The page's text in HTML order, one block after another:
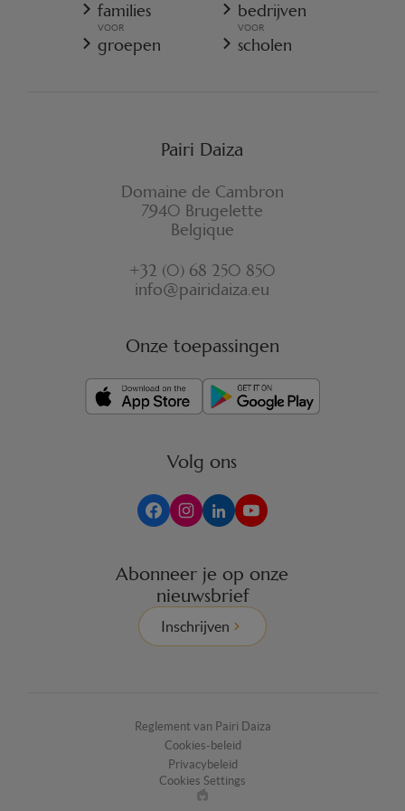
ALGEMENE VERKOOPSVOORWAARDEN - RESORT
COOKIES-BELEID
REGLEMENT VAN PAIRI DAIZA
VERZEKERINGSVOORWAARDEN ANNULATIE
families bedrijven
VOOR
groepen
VOOR
scholen
Pairi Daiza
Domaine de Cambron
7940 Brugelette
Belgique
+32 (0) 68 250 850
info@pairidaiza.eu
Onze toepassingen
Volg ons
Abonneer je op onze
nieuwsbrief
Inschrijven
Reglement van Pairi Daiza
Cookies-beleid
Privacybeleid
Cookies Settings
Made